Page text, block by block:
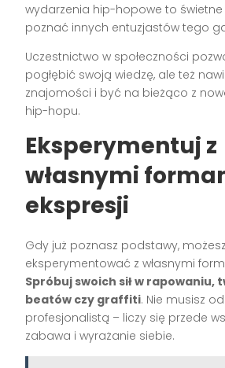
wydarzenia hip-hopowe to
poznać innych entuzjastów tego
Uczestnictwo w społeczności
pogłębić swoją wiedzę, ale też
znajomości i być na bieżąco z
hip-hopu.
Eksperymentuj z
własnymi
ekspresji
Gdy już poznasz podstawy,
eksperymentować z własnymi
Spróbuj swoich sił w rapowaniu,
beatów czy graffiti. Nie musisz
profesjonalistą – liczy się przede
zabawa i wyrażanie siebie.